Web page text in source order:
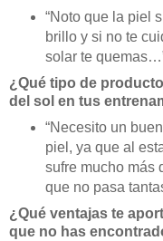
“Noto que la piel
brillo y si no te
solar te
¿Qué tipo de
del sol en tus
“Necesito un
piel, ya que al
sufre mucho más
que no pasa
¿Qué ventajas te
que no has